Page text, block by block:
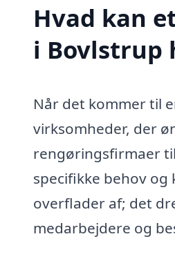
Hvad kan
i Bovlstrup
Når det kommer til
virksomheder, der
rengøringsfirmaer
specifikke behov
overflader af; det
medarbejdere og